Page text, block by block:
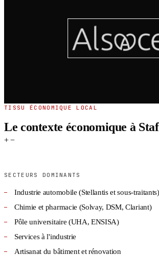
TISSU ÉCONOMIQUE LOCAL
Le contexte économique à
+ −
SECTEURS DOMINANTS
Industrie automobile (Stellantis et sous-traitants)
Chimie et pharmacie (Solvay, DSM, Clariant)
Pôle universitaire (UHA, ENSISA)
Services à l'industrie
Artisanat du bâtiment et rénovation